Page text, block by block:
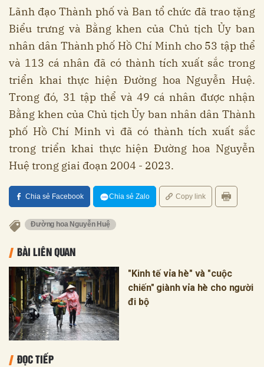
Lãnh đạo Thành phố và Ban tổ chức đã trao tặng
Biểu trưng và Bằng khen của Chủ tịch Ủy ban
nhân dân Thành phố Hồ Chí Minh cho 53 tập thể
và 113 cá nhân đã có thành tích xuất sắc trong
triển khai thực hiện Đường hoa Nguyễn Huệ.
Trong đó, 31 tập thể và 49 cá nhân được nhận
Bằng khen của Chủ tịch Ủy ban nhân dân Thành
phố Hồ Chí Minh vì đã có thành tích xuất sắc
trong triển khai thực hiện Đường hoa Nguyễn
Huệ trong giai đoạn 2004 - 2023.
Chia sẻ Facebook Chia sẻ Zalo Copy link
Đường hoa Nguyễn Huệ
BÀI LIÊN QUAN
"Kinh tế vỉa hè" và "cuộc
chiến" giành vỉa hè cho người
đi bộ
ĐỌC TIẾP